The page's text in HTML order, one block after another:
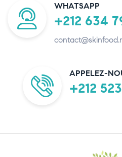
WHATSAPP
+212 634
APPELEZ-
+212